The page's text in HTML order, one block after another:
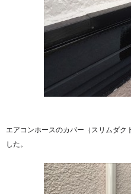
エアコンホースのカバー（スリムダク
した。